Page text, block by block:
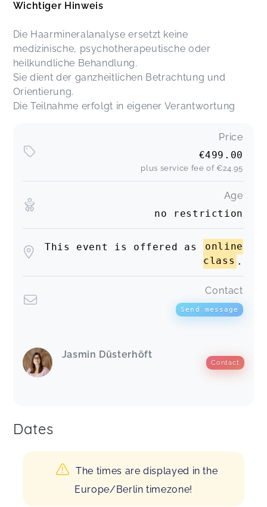
Wichtiger Hinweis
Die Haarmineralanalyse ersetzt keine
medizinische, psychotherapeutische oder
heilkundliche Behandlung.
Sie dient der ganzheitlichen Betrachtung und
Orientierung.
Die Teilnahme erfolgt in eigener Verantwortung
Price
€499.00
plus service fee of€24.95
Age
no restriction
This event is offered as
online
class .
Contact
Send message
Jasmin Düsterhöft
Contact
Dates
The times are displayed in the
Europe/Berlin timezone!